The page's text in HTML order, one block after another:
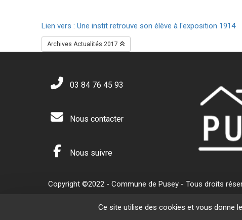
Lien vers : Une instit retrouve son élève à l'exposition 1914
Archives Actualités 2017
03 84 76 45 93
Nous contacter
Nous suivre
Copyright ©2022 - Commune de Pusey - Tous droits
Ce site utilise des cookies et vous donne